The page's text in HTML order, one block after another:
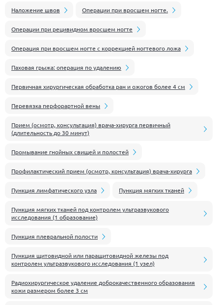
Наложение швов Операции при вросшем ногте.
Операции при рецивидном вросшем ногте
Операция при вросшем ногте с коррекцией ногтевого ложа
Паховая грыжа: операция по удалению
Первичная хирургическая обработка ран и ожогов более 4 см
Перевязка перфорартной вены
Прием (осмотр, консультация) врача-хирурга первичный
(длительность до 30 минут)
Промывание гнойных свищей и полостей
Профилактический прием (осмотр, консультация) врача-хирурга
Пункция лимфатического узла Пункция мягких тканей
Пункция мягких тканей под контролем ультразвукового
исследования (1 образование)
Пункция плевральной полости
Пункция щитовидной или паращитовидной железы под
контролем ультразвукового исследования (1 узел)
Радиохирургическое удаление доброкачественного образования
кожи размером более 3 см